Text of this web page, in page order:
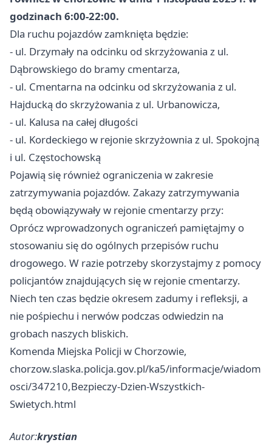
godzinach 6:00-22:00.
Dla ruchu pojazdów zamknięta będzie:
- ul. Drzymały na odcinku od skrzyżowania z ul.
Dąbrowskiego do bramy cmentarza,
- ul. Cmentarna na odcinku od skrzyżowania z ul.
Hajducką do skrzyżowania z ul. Urbanowicza,
- ul. Kalusa na całej długości
- ul. Kordeckiego w rejonie skrzyżownia z ul. Spokojną
i ul. Częstochowską
Pojawią się również ograniczenia w zakresie
zatrzymywania pojazdów. Zakazy zatrzymywania
będą obowiązywały w rejonie cmentarzy przy:
Oprócz wprowadzonych ograniczeń pamiętajmy o
stosowaniu się do ogólnych przepisów ruchu
drogowego. W razie potrzeby skorzystajmy z pomocy
policjantów znajdujących się w rejonie cmentarzy.
Niech ten czas będzie okresem zadumy i refleksji, a
nie pośpiechu i nerwów podczas odwiedzin na
grobach naszych bliskich.
Komenda Miejska Policji w Chorzowie,
chorzow.slaska.policja.gov.pl/ka5/informacje/wiadom
osci/347210,Bezpieczy-Dzien-Wszystkich-
Swietych.html
Autor:krystian